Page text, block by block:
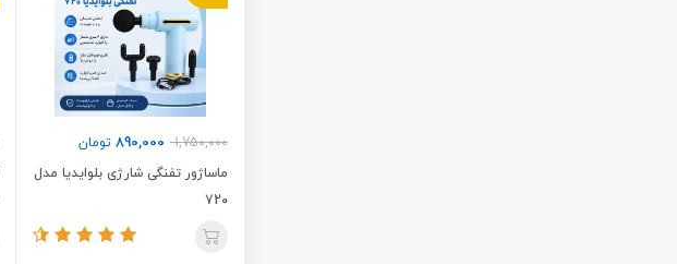
1,750,000
890,000 تومان
ماساژور تفنگی شارژی بلوایدیا مدل
720